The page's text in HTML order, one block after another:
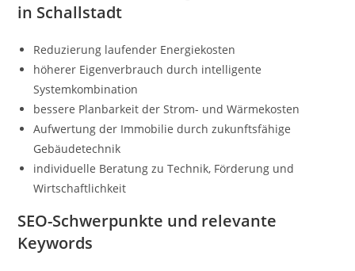
in Schallstadt
Reduzierung laufender Energiekosten
höherer Eigenverbrauch durch intelligente
Systemkombination
bessere Planbarkeit der Strom- und Wärmekosten
Aufwertung der Immobilie durch zukunftsfähige
Gebäudetechnik
individuelle Beratung zu Technik, Förderung und
Wirtschaftlichkeit
SEO-Schwerpunkte und relevante
Keywords